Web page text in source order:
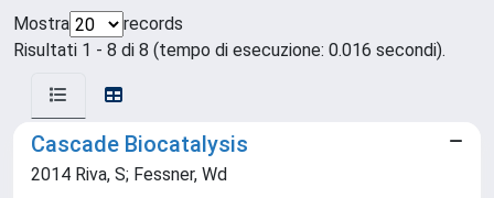
Mostra
records
Risultati 1 - 8 di 8 (tempo di esecuzione: 0.016 secondi).
Cascade Biocatalysis
2014 Riva, S; Fessner, Wd